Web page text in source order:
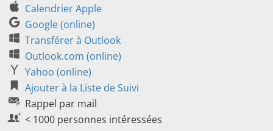
Calendrier Apple
Google (online)
Transférer à Outlook
Outlook.com (online)
Yahoo (online)
Ajouter à la Liste de Suivi
Rappel par mail
< 1000 personnes intéressées